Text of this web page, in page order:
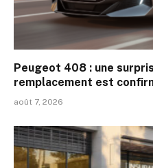
Peugeot 408 : une
remplacement est
août 7, 2026